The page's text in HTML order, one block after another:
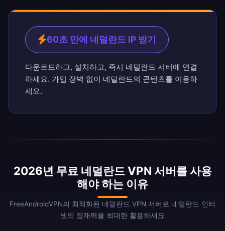
60초 만에 네덜란드 IP 받기
다운로드하고, 설치하고, 즉시 네덜란드 서버에 연결
하세요. 가입 장벽 없이 네덜란드의 콘텐츠를 이용하
세요.
2026년 무료 네덜란드 VPN 서버를 사용
해야 하는 이유
FreeAndroidVPN의 최적화된 네덜란드 VPN 서버로 네덜란드 인터
넷의 잠재력을 최대한 활용하세요